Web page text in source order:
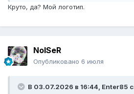
Круто, да? Мой логотип.
NoISeR
Опубликовано 6 июля
В 03.07.2026 в 16:44, Enter85